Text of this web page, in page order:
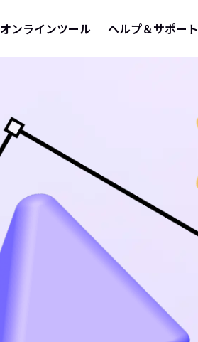
オンラインツール ヘルプ＆サポート